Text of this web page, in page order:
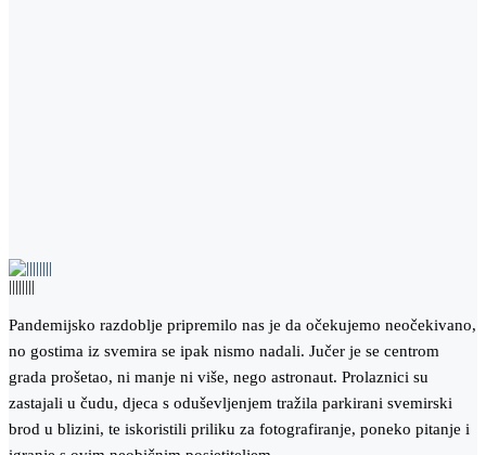
||||||||
Pandemijsko razdoblje pripremilo nas je da očekujemo neočekivano,
no gostima iz svemira se ipak nismo nadali. Jučer je se centrom
grada prošetao, ni manje ni više, nego astronaut. Prolaznici su
zastajali u čudu, djeca s oduševljenjem tražila parkirani svemirski
brod u blizini, te iskoristili priliku za fotografiranje, poneko pitanje i